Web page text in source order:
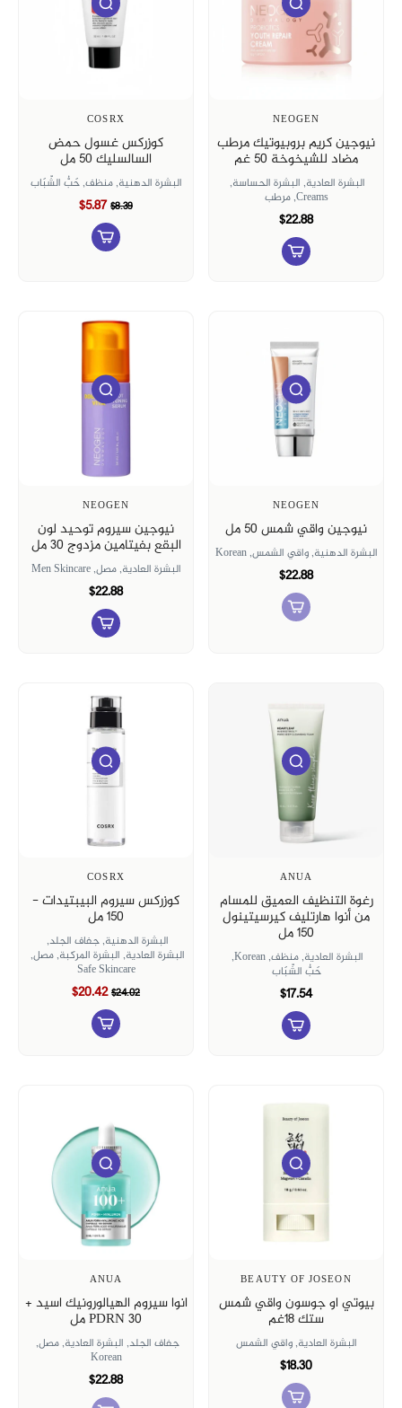
NEOGEN
نيوجين كريم بروبيوتيك مرطب
مضاد للشيخوخة 50 غم
البشرة العادية, البشرة الحساسة,
Creams, مرطب
$22.88
COSRX
كوزركس غسول حمض
السالسليك ٥٠ مل
البشرة الدهنية,منظف,حَبُّ الشّبَاب
$8.39
$5.87
NEOGEN
نيوجين واقي شمس 50 مل
البشرة الدهنية,واقي الشمس,Korean
$22.88
NEOGEN
نيوجين سيروم توحيد لون
البقع بفيتامين مزدوج 30 مل
البشرة العادية,مصل,Men Skincare
$22.88
ANUA
رغوة التنظيف العميق للمسام
من أنوا هارتليف كيرسيتينول
150 مل
البشرة العادية,منظف,Korean,
حَبُّ الشّبَاب
$17.54
COSRX
كوزركس سيروم البيبتيدات -
150 مل
البشرة الدهنية,جفاف الجلد,
البشرة العادية, البشرة المركبة,مصل,
Safe Skincare
$24.02
$20.42
BEAUTY OF JOSEON
بيوتي او جوسون واقي شمس
ستك ١٨غم
البشرة العادية,واقي الشمس
$18.30
ANUA
انوا سيروم الهيالورونيك اسيد +
PDRN 30 مل
جفاف الجلد, البشرة العادية,مصل,
Korean
$22.88